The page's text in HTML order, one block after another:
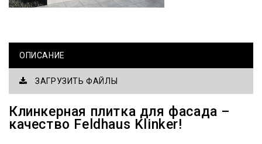
ОПИСАНИЕ
ЗАГРУЗИТЬ ФАЙЛЫ
Клинкерная плитка для фасада –
качество Feldhaus Klinker!